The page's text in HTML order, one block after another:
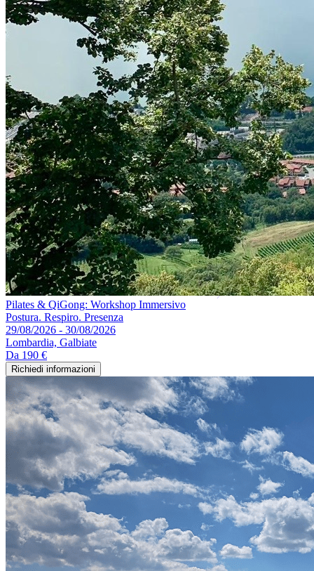
Pilates & QiGong: Workshop Immersivo
Postura. Respiro. Presenza
29/08/2026 - 30/08/2026
Lombardia, Galbiate
Da 190 €
Richiedi informazioni